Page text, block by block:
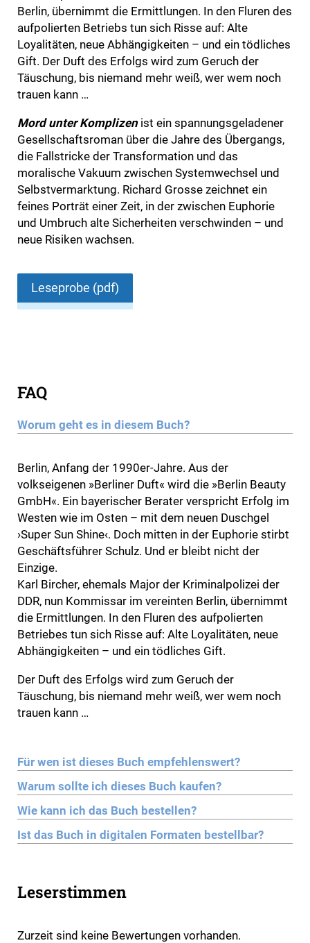
Berlin, übernimmt die Ermittlungen. In den Fluren des
aufpolierten Betriebs tun sich Risse auf: Alte
Loyalitäten, neue Abhängigkeiten – und ein tödliches
Gift. Der Duft des Erfolgs wird zum Geruch der
Täuschung, bis niemand mehr weiß, wer wem noch
trauen kann …
Mord unter Komplizenist ein spannungsgeladener
Gesellschaftsroman über die Jahre des Übergangs,
die Fallstricke der Transformation und das
moralische Vakuum zwischen Systemwechsel und
Selbstvermarktung. Richard Grosse zeichnet ein
feines Porträt einer Zeit, in der zwischen Euphorie
und Umbruch alte Sicherheiten verschwinden – und
neue Risiken wachsen.
Leseprobe (pdf)
FAQ
Worum geht es in diesem Buch?
Berlin, Anfang der 1990er-Jahre. Aus der
volkseigenen »Berliner Duft« wird die »Berlin Beauty
GmbH«. Ein bayerischer Berater verspricht Erfolg im
Westen wie im Osten – mit dem neuen Duschgel
›Super Sun Shine‹. Doch mitten in der Euphorie stirbt
Geschäftsführer Schulz. Und er bleibt nicht der
Einzige.
Karl Bircher, ehemals Major der Kriminalpolizei der
DDR, nun Kommissar im vereinten Berlin, übernimmt
die Ermittlungen. In den Fluren des aufpolierten
Betriebes tun sich Risse auf: Alte Loyalitäten, neue
Abhängigkeiten – und ein tödliches Gift.
Der Duft des Erfolgs wird zum Geruch der
Täuschung, bis niemand mehr weiß, wer wem noch
trauen kann …
Für wen ist dieses Buch empfehlenswert?
Warum sollte ich dieses Buch kaufen?
Wie kann ich das Buch bestellen?
Ist das Buch in digitalen Formaten bestellbar?
Leserstimmen
Zurzeit sind keine Bewertungen vorhanden.